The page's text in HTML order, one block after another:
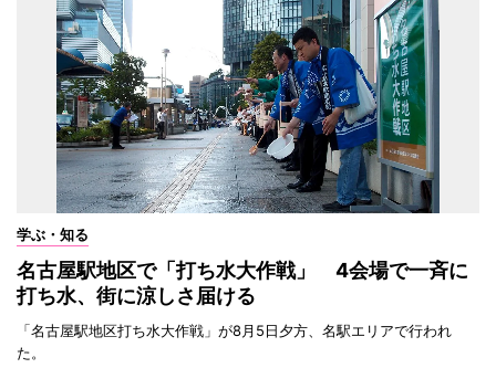
学ぶ・知る
名古屋駅地区で「打ち水大作戦」 4会場で一斉に
打ち水、街に涼しさ届ける
「名古屋駅地区打ち水大作戦」が8月5日夕方、名駅エリアで行われ
た。